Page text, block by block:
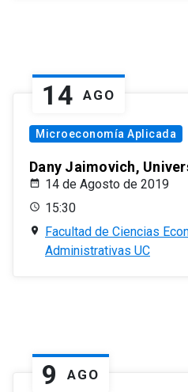
14 AGO
Microeconomía Aplicada
Dany Jaimovich,
14 de Agosto de 2019
15:30
Facultad de Ciencias
Administrativas UC
9 AGO